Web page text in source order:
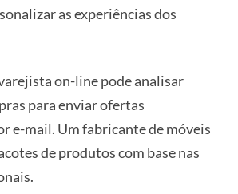
as experiências dos
on-line pode analisar
para enviar ofertas
e-mail. Um fabricante de móveis
de produtos com base nas